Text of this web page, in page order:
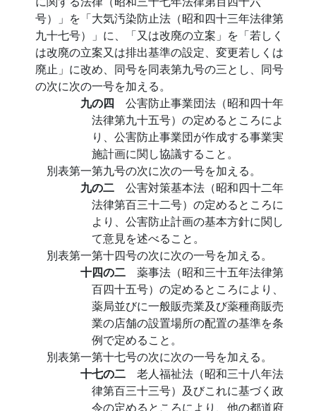
号）」を「大気汚染防止法（昭和四十三年法律第
九十七号）」に、「又は改廃の立案」を「若しく
は改廃の立案又は排出基準の設定、変更若しくは
廃止」に改め、同号を同表第九号の三とし、同号
の次に次の一号を加える。
九の四 公害防止事業団法（昭和四十年
法律第九十五号）の定めるところによ
り、公害防止事業団が作成する事業実
施計画に関し協議すること。
別表第一第九号の次に次の一号を加える。
九の二 公害対策基本法（昭和四十二年
法律第百三十二号）の定めるところに
より、公害防止計画の基本方針に関し
て意見を述べること。
別表第一第十四号の次に次の一号を加える。
十四の二 薬事法（昭和三十五年法律第
百四十五号）の定めるところにより、
薬局並びに一般販売業及び薬種商販売
業の店舗の設置場所の配置の基準を条
例で定めること。
別表第一第十七号の次に次の一号を加える。
十七の二 老人福祉法（昭和三十八年法
律第百三十三号）及びこれに基づく政
令の定めるところにより、他の都道府